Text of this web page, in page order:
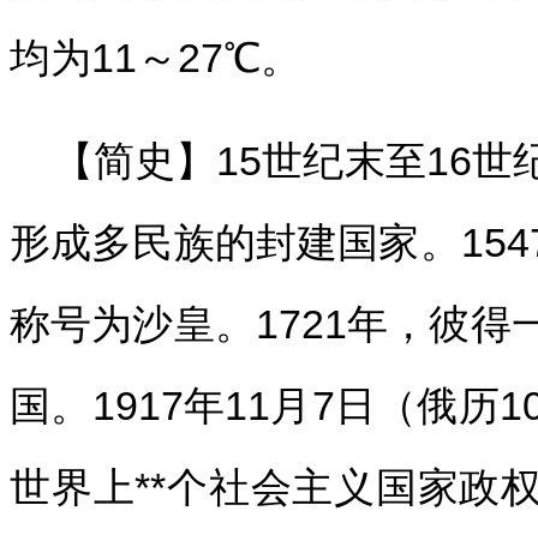
均为11～27℃。
【简史】15世纪末至16
形成多民族的封建国家。
称号为沙皇。1721年，彼得
国。1917年11月7日（俄历
世界上**个社会主义国家政